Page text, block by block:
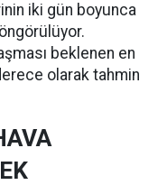
iki gün boyunca
beklenen en
olarak tahmin